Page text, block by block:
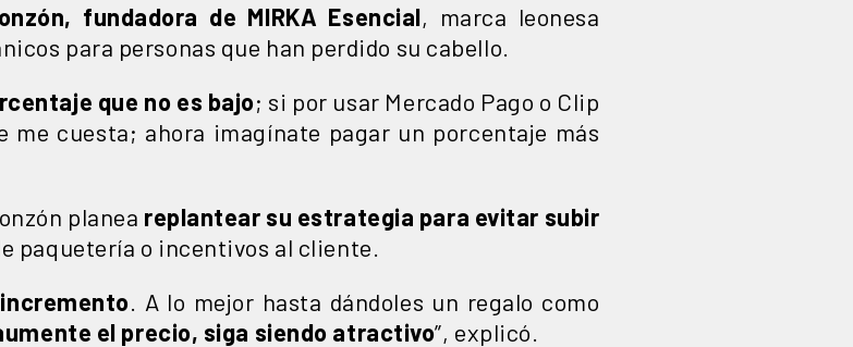
fundadora de MIRKA Esencial, marca leonesa
para personas que han perdido su cabello.
que no es bajo; si por usar Mercado Pago o Clip
me cuesta; ahora imagínate pagar un porcentaje más
planea replantear su estrategia para evitar subir
paquetería o incentivos al cliente.
. A lo mejor hasta dándoles un regalo como
el precio, siga siendo atractivo”, explicó.